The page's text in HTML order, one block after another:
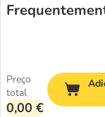
Preço
total
0,00 €